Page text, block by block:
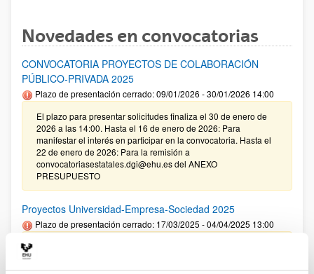
Novedades en convocatorias
CONVOCATORIA PROYECTOS DE COLABORACIÓN
PÚBLICO-PRIVADA 2025
Plazo de presentación cerrado: 09/01/2026 - 30/01/2026 14:00
El plazo para presentar solicitudes finaliza el 30 de enero de
2026 a las 14:00. Hasta el 16 de enero de 2026: Para
manifestar el interés en participar en la convocatoria. Hasta el
22 de enero de 2026: Para la remisión a
convocatoriasestatales.dgi@ehu.es del ANEXO
PRESUPUESTO
Proyectos Universidad-Empresa-Sociedad 2025
Plazo de presentación cerrado: 17/03/2025 - 04/04/2025 13:00